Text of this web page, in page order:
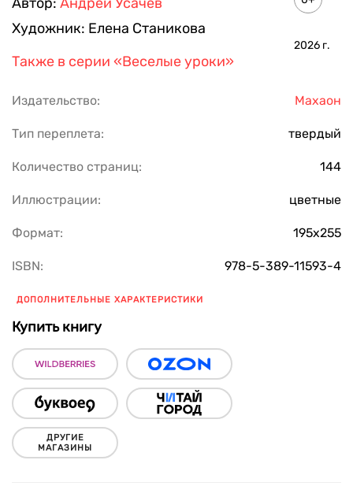
Художник: Елена Станикова
2026 г.
Также в серии «Веселые уроки»
Издательство: Махаон
Тип переплета: твердый
Количество страниц: 144
Иллюстрации: цветные
Формат: 195x255
ISBN: 978-5-389-11593-4
ДОПОЛНИТЕЛЬНЫЕ ХАРАКТЕРИСТИКИ
Купить книгу
ДРУГИЕ
МАГАЗИНЫ